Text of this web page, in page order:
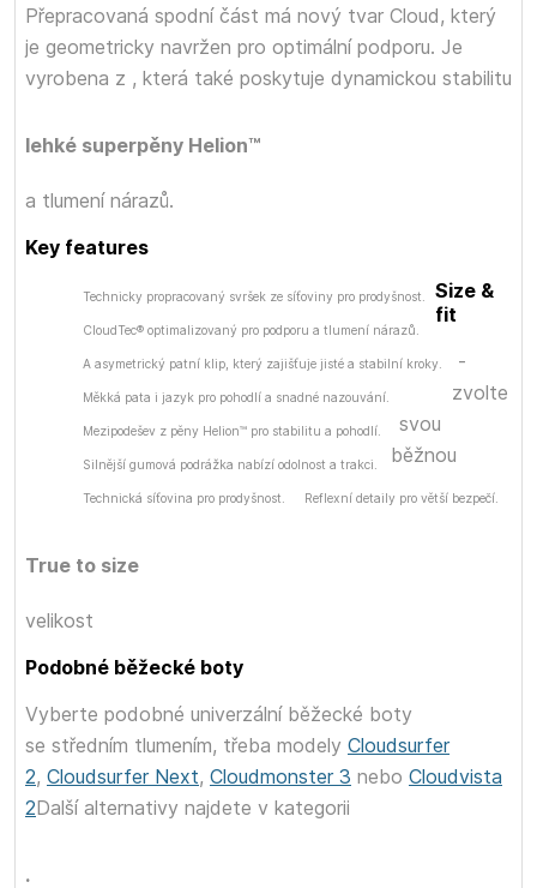
Přepracovaná spodní část má nový tvar Cloud, který
je geometricky navržen pro optimální podporu. Je
vyrobena z
lehké superpěny Helion™
, která také poskytuje dynamickou stabilitu
a tlumení nárazů.
Key features
Technicky propracovaný svršek ze síťoviny pro prodyšnost.
CloudTec® optimalizovaný pro podporu a tlumení nárazů.
A asymetrický patní klip, který zajišťuje jisté a stabilní kroky.
Měkká pata i jazyk pro pohodlí a snadné nazouvání.
Mezipodešev z pěny Helion™ pro stabilitu a pohodlí.
Silnější gumová podrážka nabízí odolnost a trakci.
Technická síťovina pro prodyšnost. Reflexní detaily pro větší bezpečí.
Size &
fit
True to size
-
zvolte
svou
běžnou
velikost
Podobné běžecké boty
Vyberte podobné univerzální běžecké boty
se středním tlumením, třeba modely Cloudsurfer
2, Cloudsurfer Next, Cloudmonster 3 nebo Cloudvista
2
.
Další alternativy najdete v kategorii